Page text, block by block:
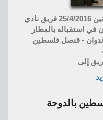
وصل إلى الدوحة مساء اليوم الإثنين 25/4/2016 فريق نادي
في استقباله بالمطار
عدوان - قنصل فلسطين
إلى
بالدوحة